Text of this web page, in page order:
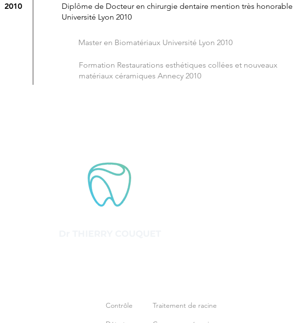
2010
Diplôme de Docteur en chirurgie dentaire mention très honorable
Université Lyon 2010
Master en Biomatériaux Université Lyon 2010
Formation Restaurations esthétiques collées et nouveaux
matériaux céramiques Annecy 2010
Contrôle Traitement de racine